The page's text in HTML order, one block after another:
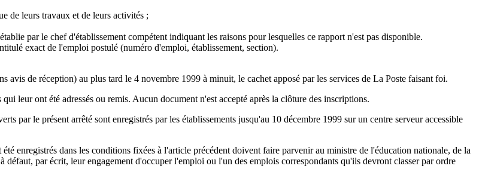
de leurs travaux et de leurs activités ;
par le chef d'établissement compétent indiquant les raisons pour lesquelles ce rapport n'est pas disponible.
exact de l'emploi postulé (numéro d'emploi, établissement, section).
avis de réception) au plus tard le 4 novembre 1999 à minuit, le cachet apposé par les services de La Poste faisant foi.
leur ont été adressés ou remis. Aucun document n'est accepté après la clôture des inscriptions.
par le présent arrêté sont enregistrés par les établissements jusqu'au 10 décembre 1999 sur un centre serveur accessible
enregistrés dans les conditions fixées à l'article précédent doivent faire parvenir au ministre de l'éducation nationale, de la
par écrit, leur engagement d'occuper l'emploi ou l'un des emplois correspondants qu'ils devront classer par ordre